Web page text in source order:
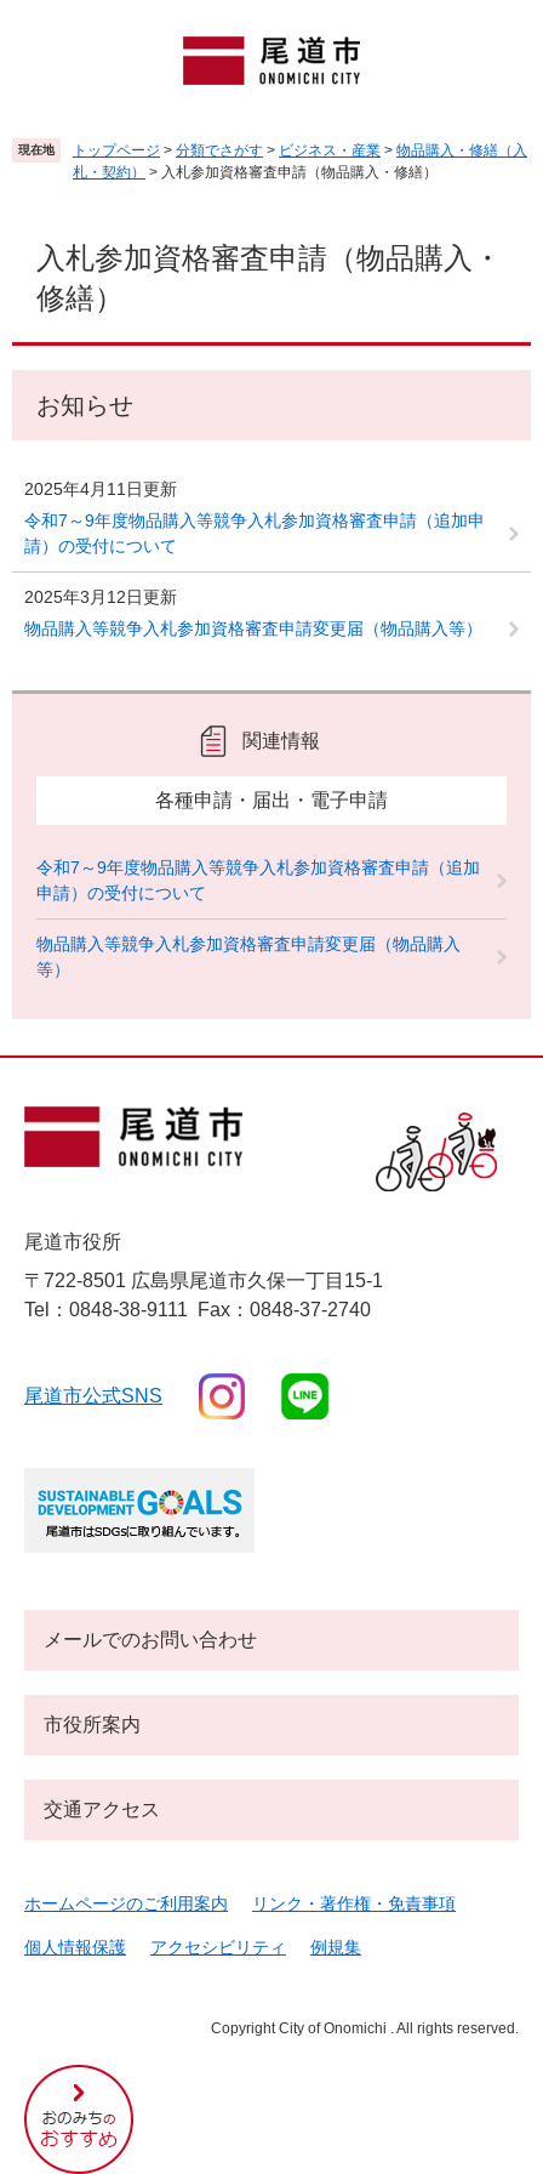
頭
で
飛
ば
現在地 トップページ > 分類でさがす > ビジネス・産業 > 物品購入・修繕（入
札・契約）
> 入札参加資格審査申請（物品購入・修繕）
入札参加資格審査申請（物品購入・
修繕）
お知らせ
2025年4月11日更新
令和7～9年度物品購入等競争入札参加資格審査申請（追加申
請）の受付について
2025年3月12日更新
物品購入等競争入札参加資格審査申請変更届（物品購入等）
関連情報
各種申請・届出・電子申請
令和7～9年度物品購入等競争入札参加資格審査申請（追加
申請）の受付について
物品購入等競争入札参加資格審査申請変更届（物品購入
等）
尾
道
市
の
尾道市役所
〒722-8501 広島県尾道市久保一丁目15-1
Tel：0848-38-9111
Fax：0848-37-2740
尾道市公式SNS
メールでのお問い合わせ
市役所案内
交通アクセス
ホームページのご利用案内 リンク・著作権・免責事項
個人情報保護 アクセシビリティ 例規集
Copyright City of Onomichi . All rights reserved.